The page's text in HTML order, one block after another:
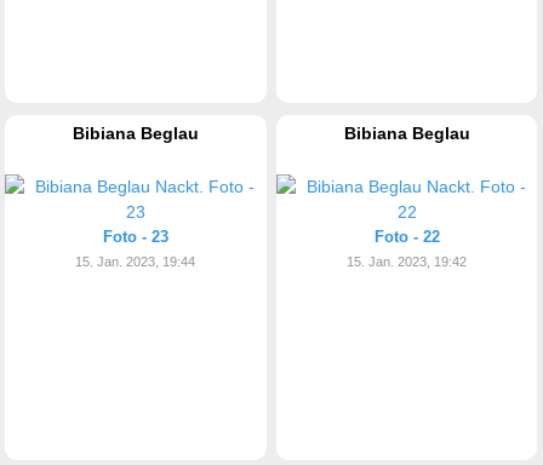
Bibiana Beglau
Foto - 23
15. Jan. 2023, 19:44
Bibiana Beglau
Foto - 22
15. Jan. 2023, 19:42